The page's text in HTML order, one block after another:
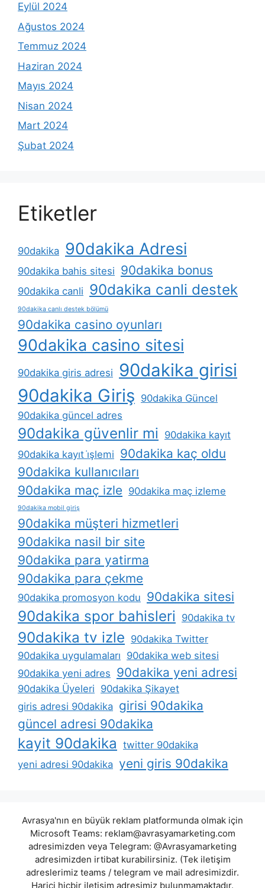
Eylül 2024
Ağustos 2024
Temmuz 2024
Haziran 2024
Mayıs 2024
Nisan 2024
Mart 2024
Şubat 2024
Etiketler
90dakika 90dakika Adresi
90dakika bahis sitesi 90dakika bonus
90dakika canli 90dakika canli destek
90dakika canlı destek bölümü
90dakika casino oyunları
90dakika casino sitesi
90dakika giris adresi
90dakika girisi
90dakika Giriş 90dakika Güncel
90dakika güncel adres
90dakika güvenlir mi 90dakika kayıt
90dakika kayıt i̇şlemi 90dakika kaç oldu
90dakika kullanıcıları
90dakika maç izle 90dakika maç izleme
90dakika mobil giriş
90dakika müşteri hizmetleri
90dakika nasil bir site
90dakika para yatirma
90dakika para çekme
90dakika promosyon kodu 90dakika sitesi
90dakika spor bahisleri 90dakika tv
90dakika tv izle 90dakika Twitter
90dakika uygulamaları 90dakika web sitesi
90dakika yeni adres 90dakika yeni adresi
90dakika Üyeleri 90dakika Şikayet
giris adresi 90dakika girisi 90dakika
güncel adresi 90dakika
kayit 90dakika twitter 90dakika
yeni adresi 90dakika yeni giris 90dakika
Avrasya'nın en büyük reklam platformunda olmak için
Microsoft Teams: reklam@avrasyamarketing.com
adresimizden veya Telegram: @Avrasyamarketing
adresimizden irtibat kurabilirsiniz. (Tek iletişim
adreslerimiz teams / telegram ve mail adresimizdir.
Harici hiçbir iletişim adresimiz bulunmamaktadır.